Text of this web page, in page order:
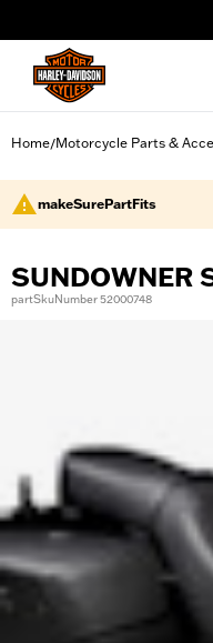
Home/Motorcycle Parts &
makeSurePartFits
SUNDOWNER
partSkuNumber 52000748